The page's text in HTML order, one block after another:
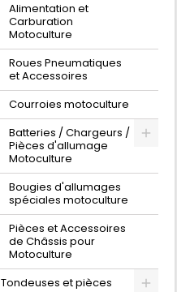
Alimentation et
Carburation
Motoculture
Roues Pneumatiques
et Accessoires
Courroies motoculture
Batteries / Chargeurs /
Pièces d'allumage
Motoculture
Bougies d'allumages
spéciales motoculture
Pièces et Accessoires
de Châssis pour
Motoculture
Tondeuses et pièces